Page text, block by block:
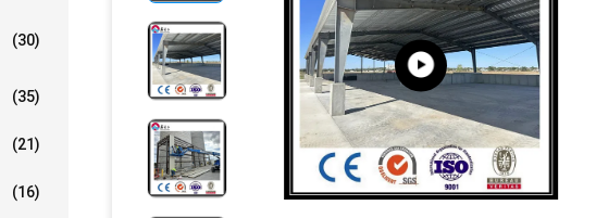
(30)
(35)
(21)
(16)